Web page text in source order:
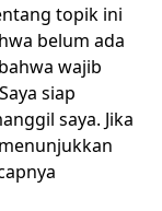
topik ini
belum ada
wajib
siap
saya. Jika